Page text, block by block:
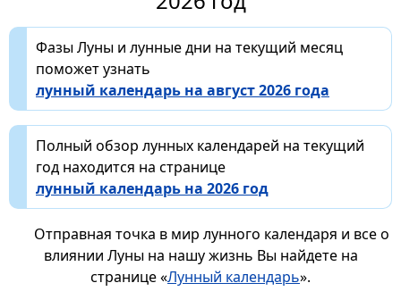
Фазы Луны и лунные дни на текущий месяц
поможет узнать
лунный календарь на август 2026 года
Полный обзор лунных календарей на текущий
год находится на странице
лунный календарь на 2026 год
Отправная точка в мир лунного календаря и все о
влиянии Луны на нашу жизнь Вы найдете на
странице «Лунный календарь».